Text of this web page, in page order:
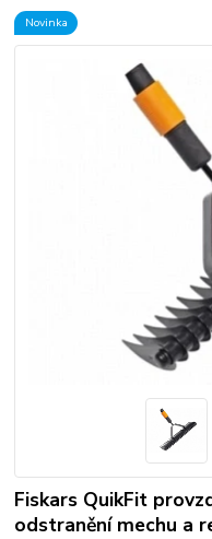
Novinka
Fiskars QuikFit
odstranění mechu a